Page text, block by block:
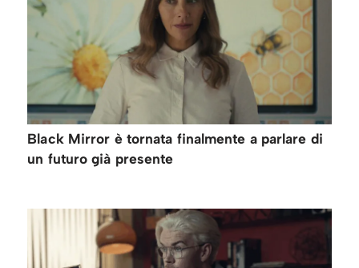
Black Mirror è tornata finalmente a parlare di
un futuro già presente